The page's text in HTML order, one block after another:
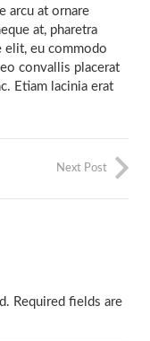
arcu at ornare
at, pharetra
elit, eu commodo
convallis placerat
Etiam lacinia erat
Next Post
Required fields are